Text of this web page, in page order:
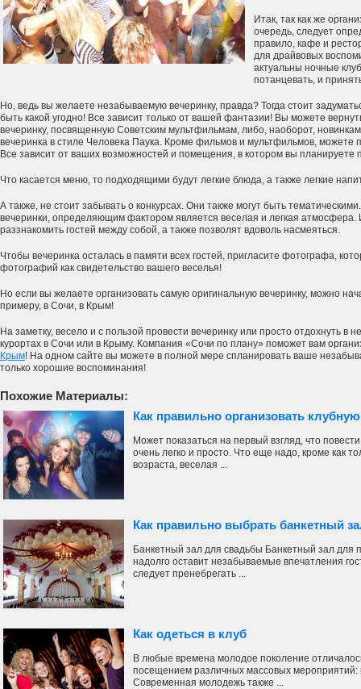
Итак, так как же
очередь, следует
правило, кафе и
для драйвовых
актуальны ночные
потанцевать, и
Но, ведь вы желаете незабываемую вечеринку, правда? Тогда стоит
быть какой угодно! Все зависит только от вашей фантазии! Вы можете
вечеринку, посвященную Советским мультфильмам, либо, наоборот,
вечеринка в стиле Человека Паука. Кроме фильмов и мультфильмов, можете
Все зависит от ваших возможностей и помещения, в котором вы планируете
Что касается меню, то подходящими будут легкие блюда, а также легкие
А также, не стоит забывать о конкурсах. Они также могут быть
вечеринки, определяющим фактором является веселая и легкая атмосфера.
раззнакомить гостей между собой, а также позволят вдоволь насмеяться.
Чтобы вечеринка осталась в памяти всех гостей, пригласите фотографа,
фотографий как свидетельство вашего веселья!
Но если вы желаете организовать самую оригинальную вечеринку, можно
примеру, в Сочи, в Крым!
На заметку, весело и с пользой провести вечеринку или просто отдохнуть в
курортах в Сочи или в Крыму. Компания «Сочи по плану» поможет вам
Крым! На одном сайте вы можете в полной мере спланировать ваше
только хорошие воспоминания!
Похожие Материалы:
Как правильно организовать
Может показаться на первый взгляд, что
очень легко и просто. Что еще надо, кроме как
возраста, веселая ...
Как правильно выбрать банкетный
Банкетный зал для свадьбы Банкетный зал для
надолго оставит незабываемые впечатления
следует пренебрегать ...
Как одеться в клуб
В любые времена молодое поколение
посещением различных массовых мероприятий:
Современная молодежь также ...